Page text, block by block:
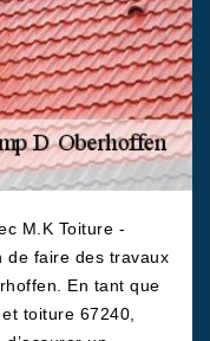
M.K Toiture -
de faire des travaux
En tant que
toiture 67240,